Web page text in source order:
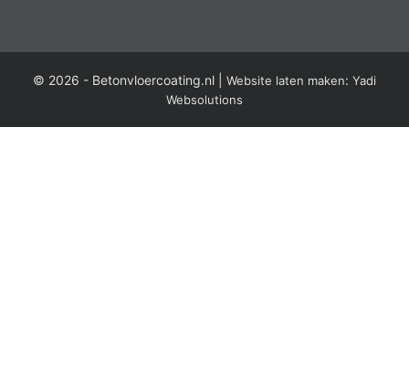
© 2026 - Betonvloercoating.nl Website laten maken: Yadi
Websolutions